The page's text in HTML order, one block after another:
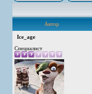
Автор
Ice_age
Специалист